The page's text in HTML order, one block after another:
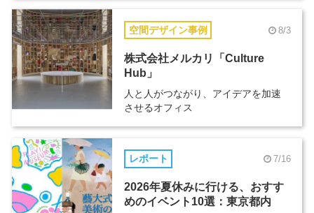
空間デザイン事例 8/3
株式会社メルカリ「Culture
Hub」
人と人がつながり、アイデアを加速
させるオフィス
レポート 7/16
2026年夏休みに行ける、おすす
めのイベント10選：東京都内